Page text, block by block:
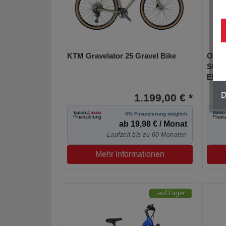
KTM Gravelator 25 Gravel Bike
1.199,00 € *
0% Finanzierung möglich
ab 19,98 € / Monat
Laufzeit bis zu 60 Monaten
Mehr Informationen